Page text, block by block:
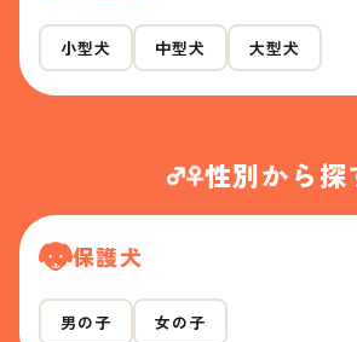
小型犬 中型犬 大型犬
性別から探
保護犬
男の子 女の子